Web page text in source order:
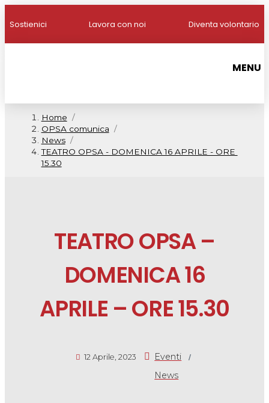
Sostienici Lavora con noi Diventa volontario
MENU
Home /
OPSA comunica /
News /
TEATRO OPSA - DOMENICA 16 APRILE - ORE
15.30
TEATRO OPSA –
DOMENICA 16
APRILE – ORE 15.30
12 Aprile, 2023 Eventi /
News